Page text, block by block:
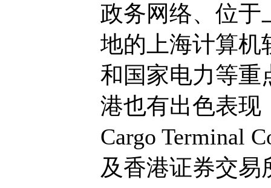
政务网络、位于
地的上海计算机
和国家电力等重
港也有出色表现
Cargo Terminal
及香港证券交易